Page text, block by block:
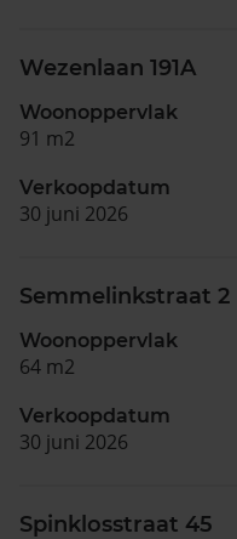
Wezenlaan 191A
Woonoppervlak
91 m2
Verkoopdatum
30 juni 2026
Semmelinkstraat 2
Woonoppervlak
64 m2
Verkoopdatum
30 juni 2026
Spinklosstraat 45